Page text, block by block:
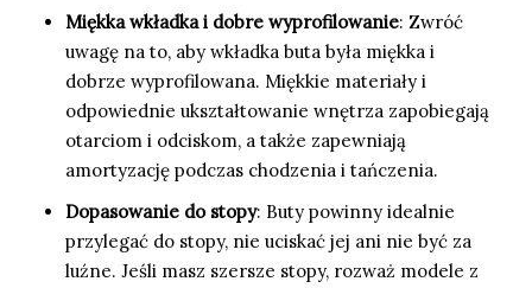
Miękka wkładka i dobre wyprofilowanie: Zwróć
uwagę na to, aby wkładka buta była miękka i
dobrze wyprofilowana. Miękkie materiały i
odpowiednie ukształtowanie wnętrza zapobiegają
otarciom i odciskom, a także zapewniają
amortyzację podczas chodzenia i tańczenia.
Dopasowanie do stopy: Buty powinny idealnie
przylegać do stopy, nie uciskać jej ani nie być za
luźne. Jeśli masz szersze stopy, rozważ modele z